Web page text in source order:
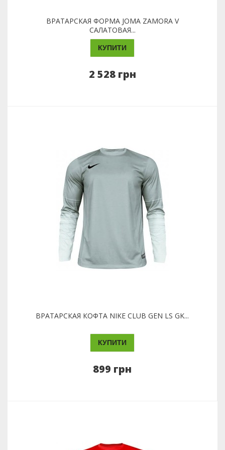
ВРАТАРСКАЯ ФОРМА JOMA ZAMORA V
САЛАТОВАЯ...
КУПИТИ
2 528 грн
ВРАТАРСКАЯ КОФТА NIKE CLUB GEN LS GK...
КУПИТИ
899 грн